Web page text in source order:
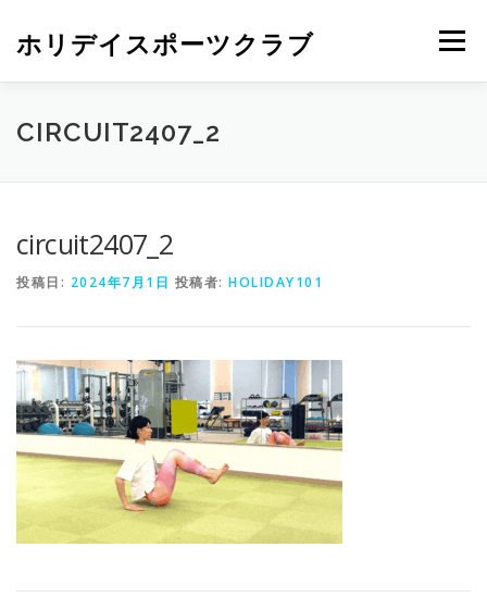
ホリデイスポーツクラブ メニュー
CIRCUIT2407_2
circuit2407_2
投稿日: 2024年7月1日 投稿者: HOLIDAY101